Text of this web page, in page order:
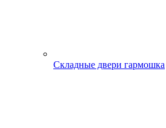
Складные двери гармошка